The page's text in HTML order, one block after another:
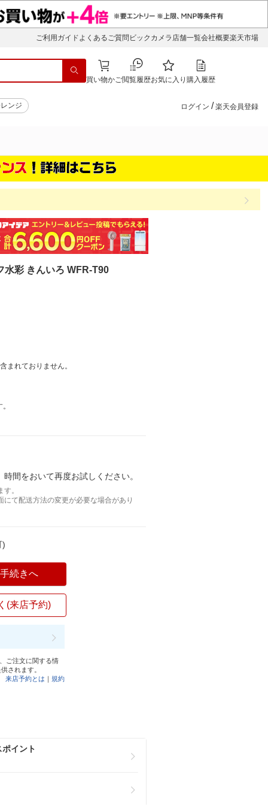
ご利用ガイド よくあるご質問 ビックカメラ店舗一覧会社概要楽天市場
買い物かご閲覧履歴お気に入り 購入履歴
ンジ ログイン / 楽天会員登録
水彩 きんいろ WFR-T90
まれておりません。
間をおいて再度お試しください。
。
て配送方法の変更が必要な場合があり
)
続きへ
(来店予約)
ご注文に関する情
されます。
来店予約とは ｜規約
イント